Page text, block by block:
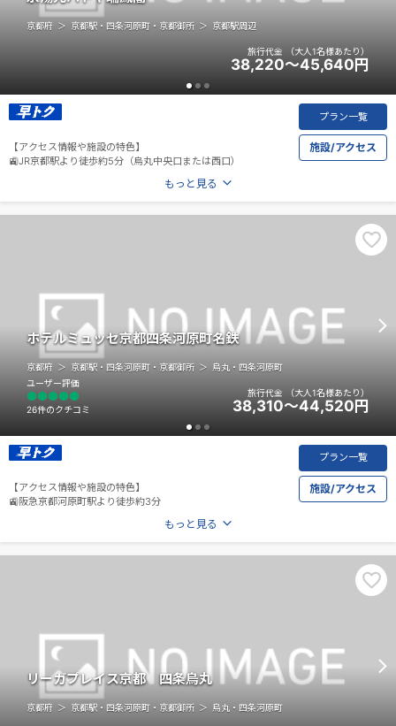
プラン一覧
施設/アクセス
京都府 京都駅・四条河原町・京都御所 京都駅周辺
【アクセス情報や施設の特色】
🚉JR京都駅より徒歩約5分（烏丸中央口または西口）
旅行代金 （大人1名様あたり）
38,220～45,640 円
もっと見る
ホテルミュッセ京都四条河原町名鉄
プラン一覧
施設/アクセス
京都府 京都駅・四条河原町・京都御所 烏丸・四条河原町
【アクセス情報や施設の特色】
🚉阪急京都河原町駅より徒歩約3分
ユーザー評価
26件のクチコミ
旅行代金 （大人1名様あたり）
38,310～44,520円
もっと見る
リーガプレイス京都 四条烏丸
京都府 京都駅・四条河原町・京都御所 烏丸・四条河原町